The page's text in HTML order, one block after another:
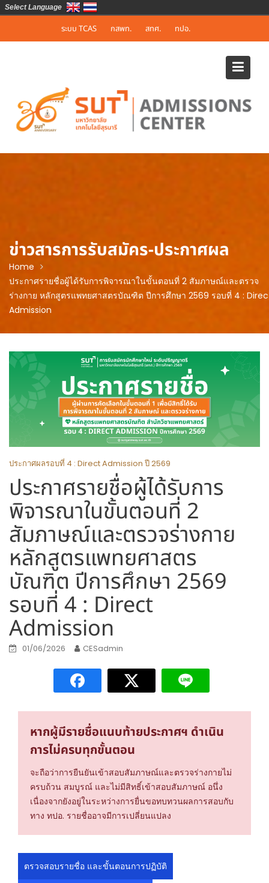
ระบบ TCAS กสพท. สทศ. ทปอ.
ข่าวสารการรับสมัคร-ประกาศผล
Home
ประกาศรายชื่อผู้ได้รับการพิจารณาในขั้นตอนที่ 2 สัมภาษณ์และตรวจ
ร่างกาย หลักสูตรแพทยศาสตรบัณฑิต ปีการศึกษา 2569 รอบที่ 4 :
Admission
ประกาศผลรอบที่ 4 : Direct Admission ปี 2569
ประกาศรายชื่อผู้ได้รับการ
พิจารณาในขั้นตอนที่ 2
สัมภาษณ์และตรวจร่างกาย
หลักสูตรแพทยศาสตร
บัณฑิต ปีการศึกษา 2569
รอบที่ 4 : Direct
Admission
01/06/2026 CESadmin
หากผู้มีรายชื่อแนบท้ายประกาศฯ ดำเนิน
การไม่ครบทุกขั้นตอน
จะถือว่าการยืนยันเข้าสอบสัมภาษณ์และตรวจร่างกายไม่
ครบถ้วน สมบูรณ์ และไม่มีสิทธิ์เข้าสอบสัมภาษณ์ อนึ่ง
เนื่องจากยังอยู่ในระหว่างการยื่นขอทบทวนผลการสอบกับ
ทาง ทปอ. รายชื่ออาจมีการเปลี่ยนแปลง
ตรวจสอบรายชื่อ และขั้นตอนการปฏิบัติ
Select Language